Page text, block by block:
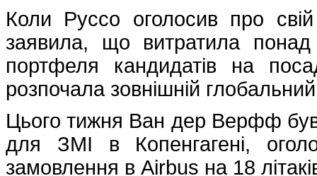
Коли Руссо оголосив про
заявила, що витратила
портфеля кандидатів на
розпочала зовнішній
Цього тижня Ван дер Верфф був
для ЗМІ в Копенгагені,
замовлення в Airbus на 18